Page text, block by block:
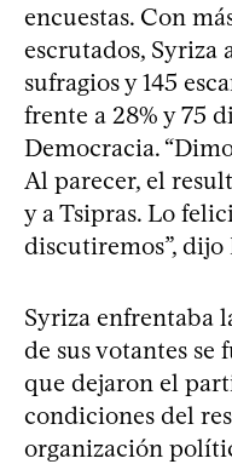
encuestas. Con
escrutados, Syriza
sufragios y 145
frente a 28% y 75
Democracia.
Al parecer, el
y a Tsipras. Lo
discutiremos”,
Syriza enfrentaba
de sus votantes se
que dejaron el
condiciones del
organización